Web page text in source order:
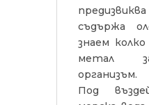
съдържа
знаем
метал
организъм.
Под